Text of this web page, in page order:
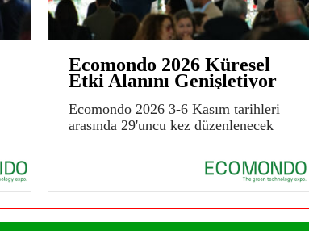
Ecomondo 2026 Küresel
Etki Alanını Genişletiyor
Ecomondo 2026 3-6 Kasım tarihleri
arasında 29'uncu kez düzenlenecek